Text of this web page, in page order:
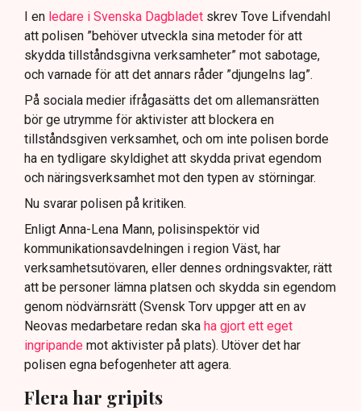
I en ledare i Svenska Dagbladet skrev Tove Lifvendahl
att polisen ”behöver utveckla sina metoder för att
skydda tillståndsgivna verksamheter” mot sabotage,
och varnade för att det annars råder ”djungelns lag”.
På sociala medier ifrågasätts det om allemansrätten
bör ge utrymme för aktivister att blockera en
tillståndsgiven verksamhet, och om inte polisen borde
ha en tydligare skyldighet att skydda privat egendom
och näringsverksamhet mot den typen av störningar.
Nu svarar polisen på kritiken.
Enligt Anna-Lena Mann, polisinspektör vid
kommunikationsavdelningen i region Väst, har
verksamhetsutövaren, eller dennes ordningsvakter, rätt
att be personer lämna platsen och skydda sin egendom
genom nödvärnsrätt (Svensk Torv uppger att en av
Neovas medarbetare redan ska ha gjort ett eget
ingripande mot aktivister på plats). Utöver det har
polisen egna befogenheter att agera.
Flera har gripits